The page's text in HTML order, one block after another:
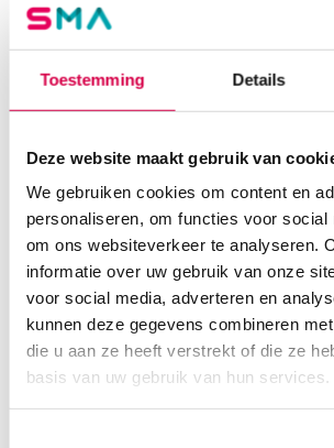
Toestemming Details
Deze website maakt gebruik van
We gebruiken cookies om content en
personaliseren, om functies voor social
om ons websiteverkeer te analyseren.
informatie over uw gebruik van onze
voor social media, adverteren en
kunnen deze gegevens combineren
die u aan ze heeft verstrekt of die ze
basis van uw gebruik van hun services.
Onze klantenservice is bereikbaar van maandag
Ook interessant